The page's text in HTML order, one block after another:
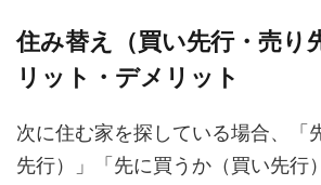
住み替え（買い先行・売り
リット・デメリット
次に住む家を探している場合、「
先行）」「先に買うか（買い先行